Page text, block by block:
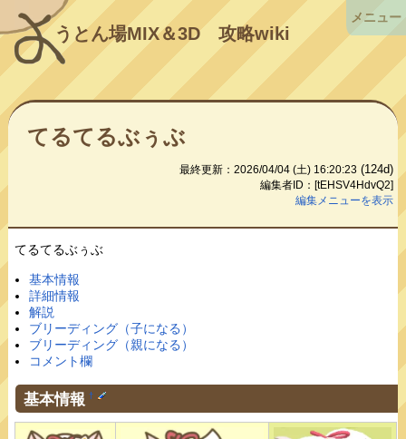
うとん場MIX＆3D攻略wiki
てるてるぶぅぶ
最終更新：2026/04/04 (土) 16:20:23 (124d)
編集者ID：[tEHSV4HdvQ2]
編集メニューを表示
てるてるぶぅぶ
基本情報
詳細情報
解説
ブリーディング（子になる）
ブリーディング（親になる）
コメント欄
基本情報 †
メニュー